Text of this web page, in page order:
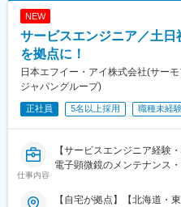
NEW
サービスエンジニア／土
を拠点に！
日本エフイー・アイ株式会社(サー
ジャパングループ)
正社員 5名以上採用 職種未経
仕事内容
【サービスエンジニア経験
電子顕微鏡のメンテナンス
【自宅が拠点】【北海道・